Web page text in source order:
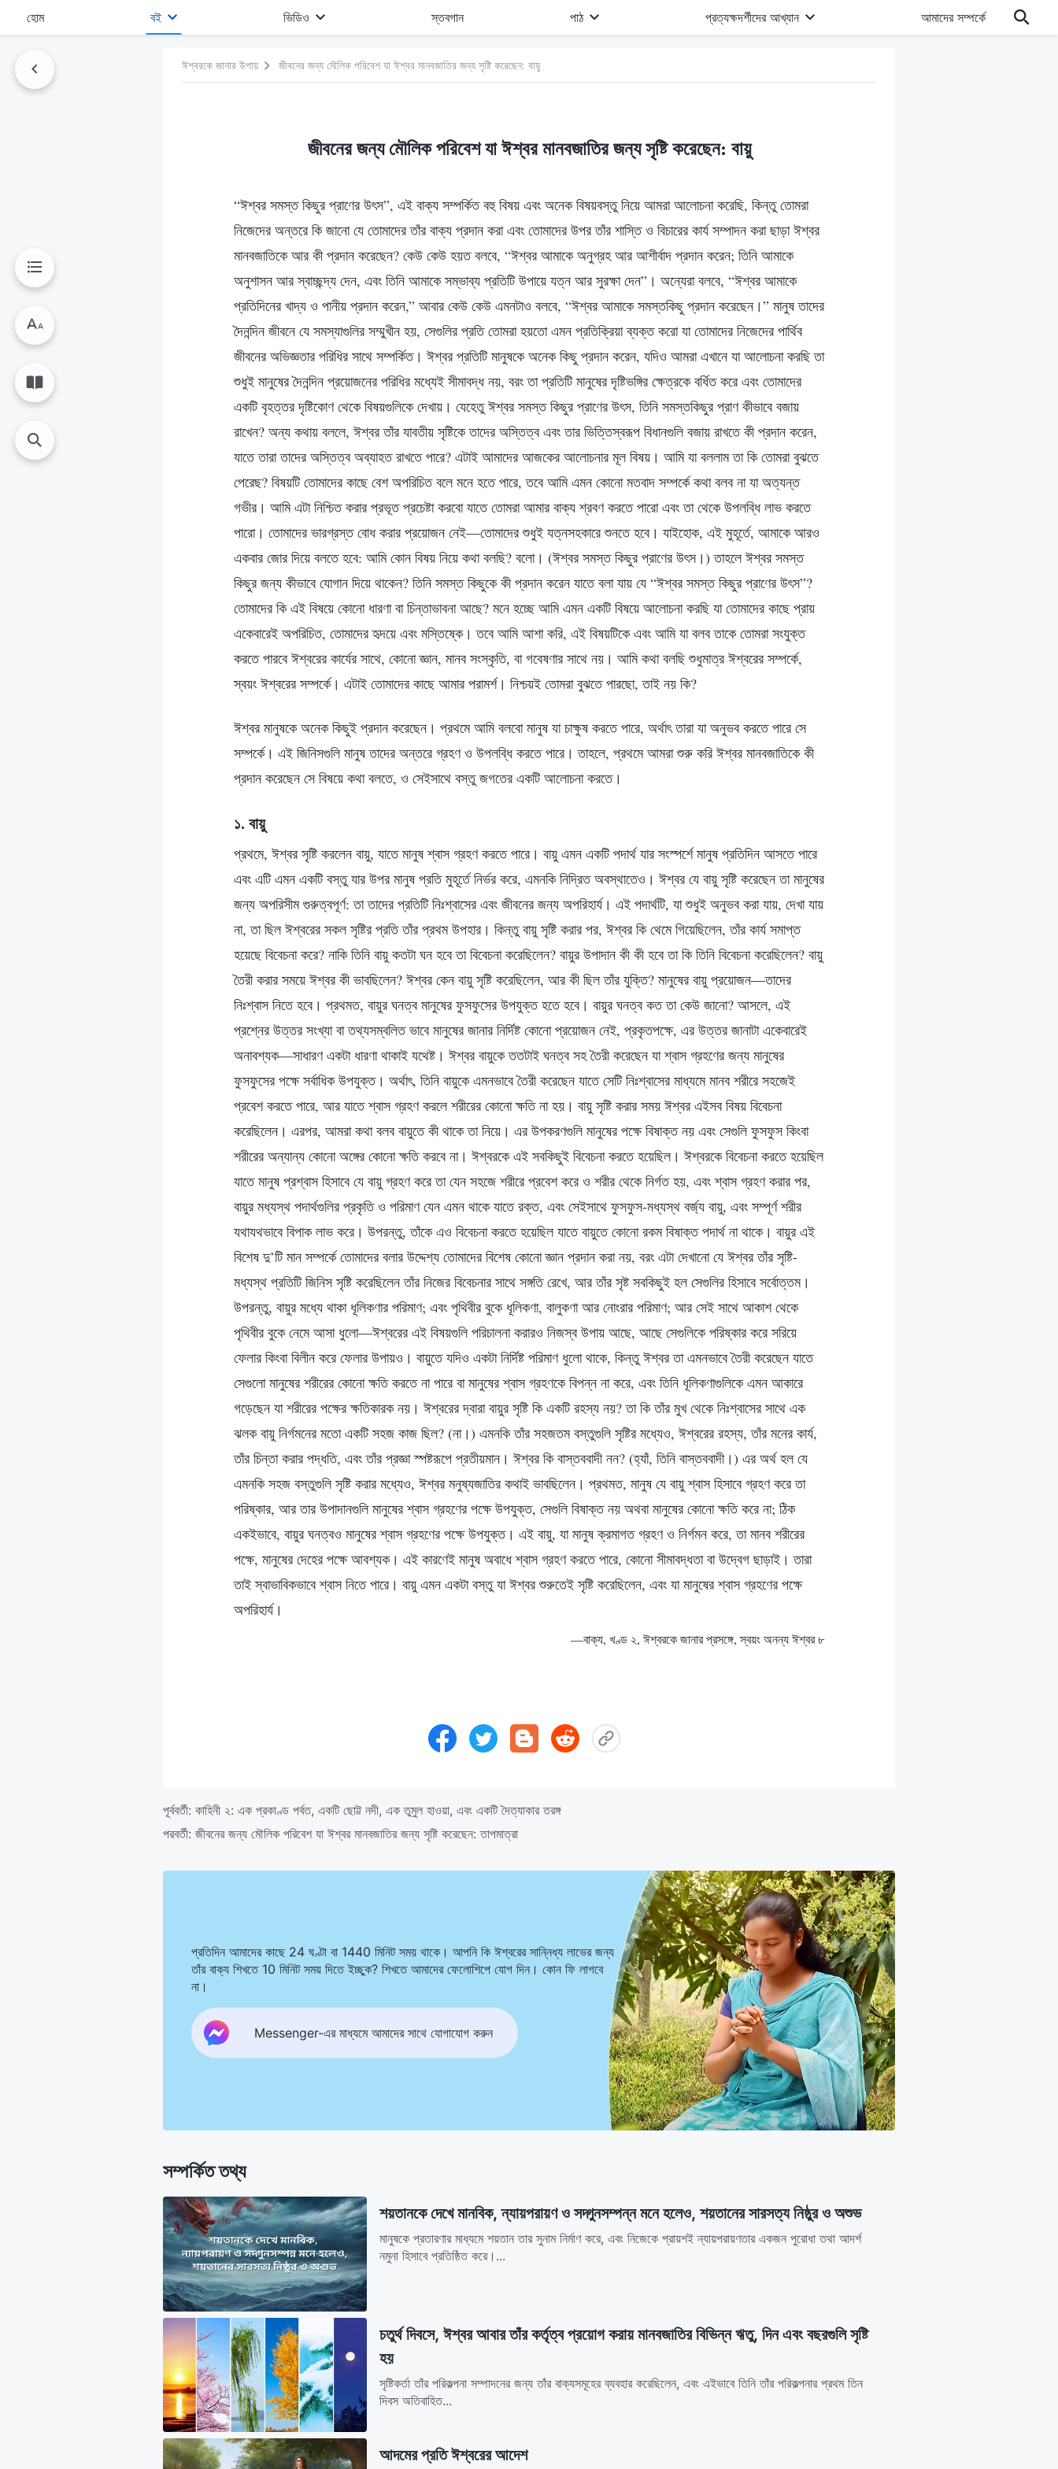
হোম বই ভিডিও স্তবগান পাঠ প্রত্যক্ষদর্শীদের আখ্যান আমাদের সম্পর্কে
ঈশ্বরকে জানার উপায় জীবনের জন্য মৌলিক পরিবেশ যা ঈশ্বর মানবজাতির জন্য সৃষ্টি করেছেন: বায়ু
জীবনের জন্য মৌলিক পরিবেশ যা ঈশ্বর মানবজাতির জন্য সৃষ্টি করেছেন: বায়ু
“ঈশ্বর সমস্ত কিছুর প্রাণের উৎস”, এই বাক্য সম্পর্কিত বহু বিষয় এবং অনেক বিষয়বস্তু নিয়ে আমরা আলোচনা করেছি, কিন্তু তোমরা
নিজেদের অন্তরে কি জানো যে তোমাদের তাঁর বাক্য প্রদান করা এবং তোমাদের উপর তাঁর শাস্তি ও বিচারের কার্য সম্পাদন করা ছাড়া ঈশ্বর
মানবজাতিকে আর কী প্রদান করেছেন? কেউ কেউ হয়ত বলবে, “ঈশ্বর আমাকে অনুগ্রহ আর আশীর্বাদ প্রদান করেন; তিনি আমাকে
অনুশাসন আর স্বাচ্ছন্দ্য দেন, এবং তিনি আমাকে সম্ভাব্য প্রতিটি উপায়ে যত্ন আর সুরক্ষা দেন”। অন্যেরা বলবে, “ঈশ্বর আমাকে
প্রতিদিনের খাদ্য ও পানীয় প্রদান করেন,” আবার কেউ কেউ এমনটাও বলবে, “ঈশ্বর আমাকে সমস্তকিছু প্রদান করেছেন।” মানুষ তাদের
দৈনন্দিন জীবনে যে সমস্যাগুলির সম্মুখীন হয়, সেগুলির প্রতি তোমরা হয়তো এমন প্রতিক্রিয়া ব্যক্ত করো যা তোমাদের নিজেদের পার্থিব
জীবনের অভিজ্ঞতার পরিধির সাথে সম্পর্কিত। ঈশ্বর প্রতিটি মানুষকে অনেক কিছু প্রদান করেন, যদিও আমরা এখানে যা আলোচনা করছি তা
শুধুই মানুষের দৈনন্দিন প্রয়োজনের পরিধির মধ্যেই সীমাবদ্ধ নয়, বরং তা প্রতিটি মানুষের দৃষ্টিভঙ্গির ক্ষেত্রকে বর্ধিত করে এবং তোমাদের
একটি বৃহত্তর দৃষ্টিকোণ থেকে বিষয়গুলিকে দেখায়। যেহেতু ঈশ্বর সমস্ত কিছুর প্রাণের উৎস, তিনি সমস্তকিছুর প্রাণ কীভাবে বজায়
রাখেন? অন্য কথায় বললে, ঈশ্বর তাঁর যাবতীয় সৃষ্টিকে তাদের অস্তিত্ব এবং তার ভিত্তিস্বরূপ বিধানগুলি বজায় রাখতে কী প্রদান করেন,
যাতে তারা তাদের অস্তিত্ব অব্যাহত রাখতে পারে? এটাই আমাদের আজকের আলোচনার মূল বিষয়। আমি যা বললাম তা কি তোমরা বুঝতে
পেরেছ? বিষয়টি তোমাদের কাছে বেশ অপরিচিত বলে মনে হতে পারে, তবে আমি এমন কোনো মতবাদ সম্পর্কে কথা বলব না যা অত্যন্ত
গভীর। আমি এটা নিশ্চিত করার প্রভূত প্রচেষ্টা করবো যাতে তোমরা আমার বাক্য শ্রবণ করতে পারো এবং তা থেকে উপলব্ধি লাভ করতে
পারো। তোমাদের ভারগ্রস্ত বোধ করার প্রয়োজন নেই—তোমাদের শুধুই যত্নসহকারে শুনতে হবে। যাইহোক, এই মুহূর্তে, আমাকে আরও
একবার জোর দিয়ে বলতে হবে: আমি কোন বিষয় নিয়ে কথা বলছি? বলো। (ঈশ্বর সমস্ত কিছুর প্রাণের উৎস।) তাহলে ঈশ্বর সমস্ত
কিছুর জন্য কীভাবে যোগান দিয়ে থাকেন? তিনি সমস্ত কিছুকে কী প্রদান করেন যাতে বলা যায় যে “ঈশ্বর সমস্ত কিছুর প্রাণের উৎস”?
তোমাদের কি এই বিষয়ে কোনো ধারণা বা চিন্তাভাবনা আছে? মনে হচ্ছে আমি এমন একটি বিষয়ে আলোচনা করছি যা তোমাদের কাছে প্রায়
একেবারেই অপরিচিত, তোমাদের হৃদয়ে এবং মস্তিষ্কে। তবে আমি আশা করি, এই বিষয়টিকে এবং আমি যা বলব তাকে তোমরা সংযুক্ত
করতে পারবে ঈশ্বরের কার্যের সাথে, কোনো জ্ঞান, মানব সংস্কৃতি, বা গবেষণার সাথে নয়। আমি কথা বলছি শুধুমাত্র ঈশ্বরের সম্পর্কে,
স্বয়ং ঈশ্বরের সম্পর্কে। এটাই তোমাদের কাছে আমার পরামর্শ। নিশ্চয়ই তোমরা বুঝতে পারছো, তাই নয় কি?
ঈশ্বর মানুষকে অনেক কিছুই প্রদান করেছেন। প্রথমে আমি বলবো মানুষ যা চাক্ষুষ করতে পারে, অর্থাৎ তারা যা অনুভব করতে পারে সে
সম্পর্কে। এই জিনিসগুলি মানুষ তাদের অন্তরে গ্রহণ ও উপলব্ধি করতে পারে। তাহলে, প্রথমে আমরা শুরু করি ঈশ্বর মানবজাতিকে কী
প্রদান করেছেন সে বিষয়ে কথা বলতে, ও সেইসাথে বস্তু জগতের একটি আলোচনা করতে।
১. বায়ু
প্রথমে, ঈশ্বর সৃষ্টি করলেন বায়ু, যাতে মানুষ শ্বাস গ্রহণ করতে পারে। বায়ু এমন একটি পদার্থ যার সংস্পর্শে মানুষ প্রতিদিন আসতে পারে
এবং এটি এমন একটি বস্তু যার উপর মানুষ প্রতি মুহূর্তে নির্ভর করে, এমনকি নিদ্রিত অবস্থাতেও। ঈশ্বর যে বায়ু সৃষ্টি করেছেন তা মানুষের
জন্য অপরিসীম গুরুত্বপূর্ণ: তা তাদের প্রতিটি নিঃশ্বাসের এবং জীবনের জন্য অপরিহার্য। এই পদার্থটি, যা শুধুই অনুভব করা যায়, দেখা যায়
না, তা ছিল ঈশ্বরের সকল সৃষ্টির প্রতি তাঁর প্রথম উপহার। কিন্তু বায়ু সৃষ্টি করার পর, ঈশ্বর কি থেমে গিয়েছিলেন, তাঁর কার্য সমাপ্ত
হয়েছে বিবেচনা করে? নাকি তিনি বায়ু কতটা ঘন হবে তা বিবেচনা করেছিলেন? বায়ুর উপাদান কী কী হবে তা কি তিনি বিবেচনা করেছিলেন? বায়ু
তৈরী করার সময়ে ঈশ্বর কী ভাবছিলেন? ঈশ্বর কেন বায়ু সৃষ্টি করেছিলেন, আর কী ছিল তাঁর যুক্তি? মানুষের বায়ু প্রয়োজন—তাদের
নিঃশ্বাস নিতে হবে। প্রথমত, বায়ুর ঘনত্ব মানুষের ফুসফুসের উপযুক্ত হতে হবে। বায়ুর ঘনত্ব কত তা কেউ জানো? আসলে, এই
প্রশ্নের উত্তর সংখ্যা বা তথ্যসম্বলিত ভাবে মানুষের জানার নির্দিষ্ট কোনো প্রয়োজন নেই, প্রকৃতপক্ষে, এর উত্তর জানাটা একেবারেই
অনাবশ্যক—সাধারণ একটা ধারণা থাকাই যথেষ্ট। ঈশ্বর বায়ুকে ততটাই ঘনত্ব সহ তৈরী করেছেন যা শ্বাস গ্রহণের জন্য মানুষের
ফুসফুসের পক্ষে সর্বাধিক উপযুক্ত। অর্থাৎ, তিনি বায়ুকে এমনভাবে তৈরী করেছেন যাতে সেটি নিঃশ্বাসের মাধ্যমে মানব শরীরে সহজেই
প্রবেশ করতে পারে, আর যাতে শ্বাস গ্রহণ করলে শরীরের কোনো ক্ষতি না হয়। বায়ু সৃষ্টি করার সময় ঈশ্বর এইসব বিষয় বিবেচনা
করেছিলেন। এরপর, আমরা কথা বলব বায়ুতে কী থাকে তা নিয়ে। এর উপকরণগুলি মানুষের পক্ষে বিষাক্ত নয় এবং সেগুলি ফুসফুস কিংবা
শরীরের অন্যান্য কোনো অঙ্গের কোনো ক্ষতি করবে না। ঈশ্বরকে এই সবকিছুই বিবেচনা করতে হয়েছিল। ঈশ্বরকে বিবেচনা করতে হয়েছিল
যাতে মানুষ প্রশ্বাস হিসাবে যে বায়ু গ্রহণ করে তা যেন সহজে শরীরে প্রবেশ করে ও শরীর থেকে নির্গত হয়, এবং শ্বাস গ্রহণ করার পর,
বায়ুর মধ্যস্থ পদার্থগুলির প্রকৃতি ও পরিমাণ যেন এমন থাকে যাতে রক্ত, এবং সেইসাথে ফুসফুস-মধ্যস্থ বর্জ্য বায়ু, এবং সম্পূর্ণ শরীর
যথাযথভাবে বিপাক লাভ করে। উপরন্তু, তাঁকে এও বিবেচনা করতে হয়েছিল যাতে বায়ুতে কোনো রকম বিষাক্ত পদার্থ না থাকে। বায়ুর এই
বিশেষ দু’টি মান সম্পর্কে তোমাদের বলার উদ্দেশ্য তোমাদের বিশেষ কোনো জ্ঞান প্রদান করা নয়, বরং এটা দেখানো যে ঈশ্বর তাঁর সৃষ্টি-
মধ্যস্থ প্রতিটি জিনিস সৃষ্টি করেছিলেন তাঁর নিজের বিবেচনার সাথে সঙ্গতি রেখে, আর তাঁর সৃষ্ট সবকিছুই হল সেগুলির হিসাবে সর্বোত্তম।
উপরন্তু, বায়ুর মধ্যে থাকা ধূলিকণার পরিমাণ; এবং পৃথিবীর বুকে ধূলিকণা, বালুকণা আর নোংরার পরিমাণ; আর সেই সাথে আকাশ থেকে
পৃথিবীর বুকে নেমে আসা ধুলো—ঈশ্বরের এই বিষয়গুলি পরিচালনা করারও নিজস্ব উপায় আছে, আছে সেগুলিকে পরিষ্কার করে সরিয়ে
ফেলার কিংবা বিলীন করে ফেলার উপায়ও। বায়ুতে যদিও একটা নির্দিষ্ট পরিমাণ ধুলো থাকে, কিন্তু ঈশ্বর তা এমনভাবে তৈরী করেছেন যাতে
সেগুলো মানুষের শরীরের কোনো ক্ষতি করতে না পারে বা মানুষের শ্বাস গ্রহণকে বিপন্ন না করে, এবং তিনি ধূলিকণাগুলিকে এমন আকারে
গড়েছেন যা শরীরের পক্ষের ক্ষতিকারক নয়। ঈশ্বরের দ্বারা বায়ুর সৃষ্টি কি একটি রহস্য নয়? তা কি তাঁর মুখ থেকে নিঃশ্বাসের সাথে এক
ঝলক বায়ু নির্গমনের মতো একটি সহজ কাজ ছিল? (না।) এমনকি তাঁর সহজতম বস্তুগুলি সৃষ্টির মধ্যেও, ঈশ্বরের রহস্য, তাঁর মনের কার্য,
তাঁর চিন্তা করার পদ্ধতি, এবং তাঁর প্রজ্ঞা স্পষ্টরূপে প্রতীয়মান। ঈশ্বর কি বাস্তববাদী নন? (হ্যাঁ, তিনি বাস্তববাদী।) এর অর্থ হল যে
এমনকি সহজ বস্তুগুলি সৃষ্টি করার মধ্যেও, ঈশ্বর মনুষ্যজাতির কথাই ভাবছিলেন। প্রথমত, মানুষ যে বায়ু শ্বাস হিসাবে গ্রহণ করে তা
পরিষ্কার, আর তার উপাদানগুলি মানুষের শ্বাস গ্রহণের পক্ষে উপযুক্ত, সেগুলি বিষাক্ত নয় অথবা মানুষের কোনো ক্ষতি করে না; ঠিক
একইভাবে, বায়ুর ঘনত্বও মানুষের শ্বাস গ্রহণের পক্ষে উপযুক্ত। এই বায়ু, যা মানুষ ক্রমাগত গ্রহণ ও নির্গমন করে, তা মানব শরীরের
পক্ষে, মানুষের দেহের পক্ষে আবশ্যক। এই কারণেই মানুষ অবাধে শ্বাস গ্রহণ করতে পারে, কোনো সীমাবদ্ধতা বা উদ্বেগ ছাড়াই। তারা
তাই স্বাভাবিকভাবে শ্বাস নিতে পারে। বায়ু এমন একটা বস্তু যা ঈশ্বর শুরুতেই সৃষ্টি করেছিলেন, এবং যা মানুষের শ্বাস গ্রহণের পক্ষে
অপরিহার্য।
—বাক্য, খণ্ড ২, ঈশ্বরকে জানার প্রসঙ্গে, স্বয়ং অনন্য ঈশ্বর ৮
পূর্ববর্তী: কাহিনী ২: এক প্রকাণ্ড পর্বত, একটি ছোট্ট নদী, এক তুমুল হাওয়া, এবং একটি দৈত্যাকার তরঙ্গ
পরবর্তী: জীবনের জন্য মৌলিক পরিবেশ যা ঈশ্বর মানবজাতির জন্য সৃষ্টি করেছেন: তাপমাত্রা
প্রতিদিন আমাদের কাছে 24 ঘণ্টা বা 1440 মিনিট সময় থাকে। আপনি কি ঈশ্বরের সান্নিধ্য লাভের জন্য
তাঁর বাক্য শিখতে 10 মিনিট সময় দিতে ইচ্ছুক? শিখতে আমাদের ফেলোশিপে যোগ দিন। কোন ফি লাগবে
না।
Messenger-এর মাধ্যমে আমাদের সাথে যোগাযোগ করুন
সম্পর্কিত তথ্য
শয়তানকে দেখে মানবিক, ন্যায়পরায়ণ ও সদ্গুনসম্পন্ন মনে হলেও, শয়তানের সারসত্য নিষ্ঠুর ও অশুভ
মানুষকে প্রতারণার মাধ্যমে শয়তান তার সুনাম নির্মাণ করে, এবং নিজেকে প্রায়শই ন্যায়পরায়ণতার একজন পুরোধা তথা আদর্শ
নমুনা হিসাবে প্রতিষ্ঠিত করে।...
চতুর্থ দিবসে, ঈশ্বর আবার তাঁর কর্তৃত্ব প্রয়োগ করায় মানবজাতির বিভিন্ন ঋতু, দিন এবং বছরগুলি সৃষ্টি
হয়
সৃষ্টিকর্তা তাঁর পরিকল্পনা সম্পাদনের জন্য তাঁর বাক্যসমূহের ব্যবহার করেছিলেন, এবং এইভাবে তিনি তাঁর পরিকল্পনার প্রথম তিন
দিবস অতিবাহিত...
আদমের প্রতি ঈশ্বরের আদেশ